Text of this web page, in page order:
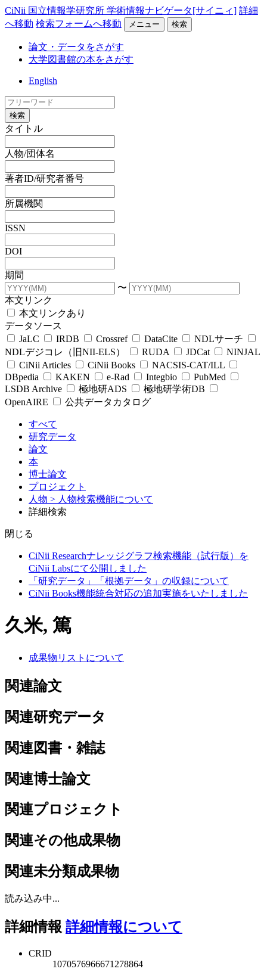
CiNii 国立情報学研究所 学術情報ナビゲータ[サイニィ] 詳細
へ移動 検索フォームへ移動 メニュー 検索
論文・データをさがす
大学図書館の本をさがす
English
検索
タイトル
人物/団体名
著者ID/研究者番号
所属機関
ISSN
DOI
期間
〜
本文リンク
本文リンクあり
データソース
JaLC
IRDB Crossref DataCite
NDLサーチ
NDLデジコレ（旧NII-ELS）
RUDA JDCat
NINJAL
CiNii Articles
CiNii Books
NACSIS-CAT/ILL
DBpedia
KAKEN e-Rad Integbio
PubMed
LSDB Archive
極地研ADS
極地研学術DB
OpenAIRE
公共データカタログ
すべて
研究データ
論文
本
博士論文
プロジェクト
人物 > 人物検索機能について
詳細検索
閉じる
CiNii Researchナレッジグラフ検索機能（試行版）を
CiNii Labsにて公開しました
「研究データ」「根拠データ」の収録について
CiNii Books機能統合対応の追加実施をいたしました
久米, 篤
成果物リストについて
関連論文
関連研究データ
関連図書・雑誌
関連博士論文
関連プロジェクト
関連その他成果物
関連未分類成果物
読み込み中...
詳細情報 詳細情報について
CRID
1070576966671278864